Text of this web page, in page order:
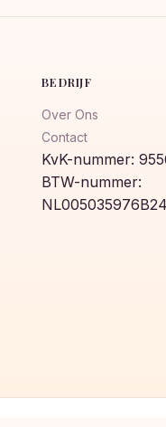
BEDRIJF
Over Ons
Contact
KvK-nummer:
BTW-nummer:
NL005035976B24